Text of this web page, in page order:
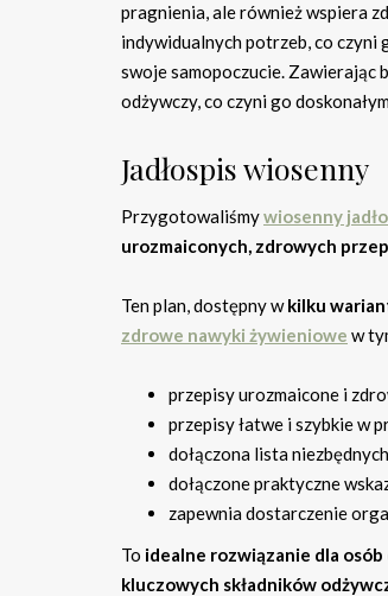
pragnienia, ale również wspiera
indywidualnych potrzeb, co czyni
swoje samopoczucie. Zawierając
odżywczy, co czyni go
Jadłospis wiosenny
Przygotowaliśmywiosenny
urozmaiconych, zdrowych
Ten plan, dostępny wkilku
zdrowe nawyki żywieniowe w
przepisy urozmaicone i
przepisy łatwe i szybkie w
dołączona lista
dołączone praktyczne
zapewnia dostarczenie
To idealne rozwiązanie dla
kluczowych składników